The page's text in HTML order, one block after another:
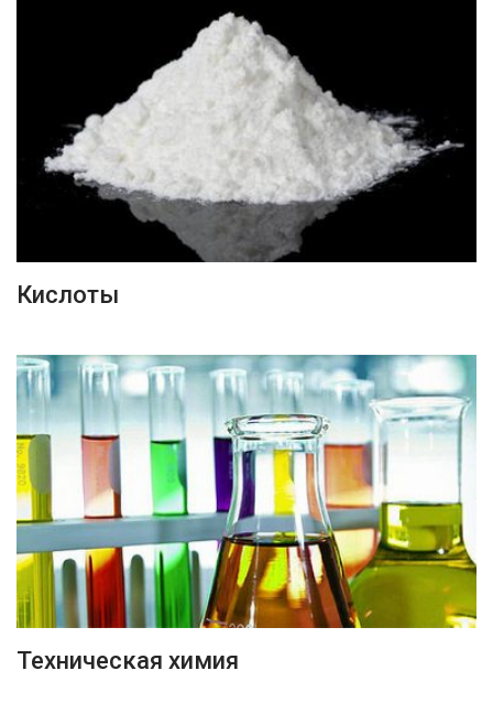
ПОДРОБНЕЕ
Кислоты
ПОДРОБНЕЕ
Техническая химия